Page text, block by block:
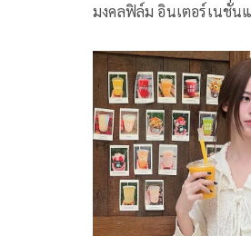
มงคลฟิล์ม อินเตอร์เนชั่นแนล ผ
เทศกาลหนังระดับแนวหน้
ภาพยนตร์นานาชาติรอต
International Film
#IFFR2026) ซึ่งจัดขึ้นระ
กุมภาพันธ์นี้ ที่ประเทศเน